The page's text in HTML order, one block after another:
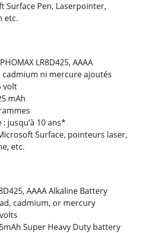
Surface Pen, Laserpointer,
etc.
LR8D425, AAAA
cadmium ni mercure ajoutés
volt
mAh
jusqu’à 10 ans*
Surface, pointeurs laser,
etc.
AAAA Alkaline Battery
cadmium, or mercury
Super Heavy Duty battery